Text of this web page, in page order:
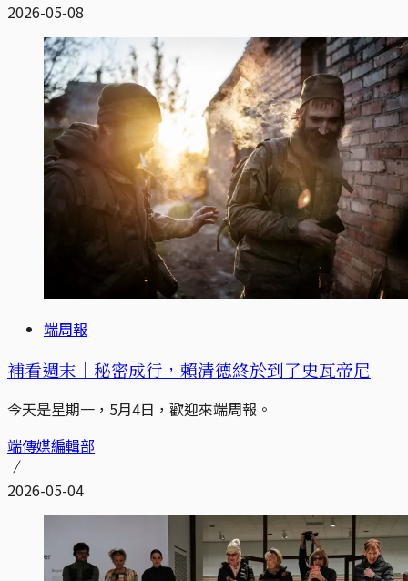
2026-05-08
端周報
補看週末｜秘密成行，賴清德終於到了史瓦帝尼
今天是星期一，5月4日，歡迎來端周報。
端傳媒編輯部
2026-05-04